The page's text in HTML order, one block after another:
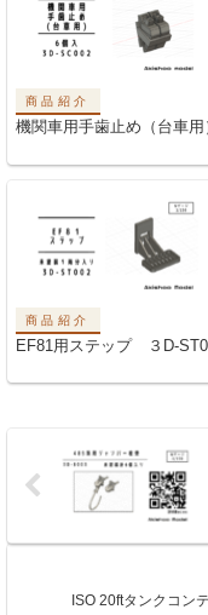
商品紹介
機関車用手歯止め（台車用
商品紹介
EF81用ステップ ３D-
ISO 20ftタンクコン